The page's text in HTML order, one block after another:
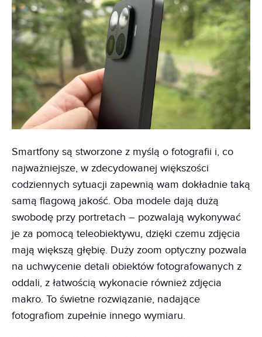
Smartfony są stworzone z myślą o fotografii i, co
najważniejsze, w zdecydowanej większości
codziennych sytuacji zapewnią wam dokładnie taką
samą flagową jakość. Oba modele dają dużą
swobodę przy portretach – pozwalają wykonywać
je za pomocą teleobiektywu, dzięki czemu zdjęcia
mają większą głębię. Duży zoom optyczny pozwala
na uchwycenie detali obiektów fotografowanych z
oddali, z łatwością wykonacie również zdjęcia
makro. To świetne rozwiązanie, nadające
fotografiom zupełnie innego wymiaru.